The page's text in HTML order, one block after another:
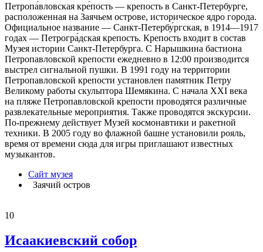
Петропа́вловская кре́пость — крепость в Санкт-Петербурге,
расположенная на Заячьем острове, историческое ядро города.
Официальное название — Санкт-Петербу́ргская, в 1914—1917
годах — Петрогра́дская крепость. Крепость входит в состав
Музея истории Санкт-Петербурга. С Нарышкина бастиона
Петропавловской крепости ежедневно в 12:00 производится
выстрел сигнальной пушки. В 1991 году на территории
Петропавловской крепости установлен памятник Петру
Великому работы скульптора Шемякина. С начала XXI века
на пляже Петропавловской крепости проводятся различные
развлекательные мероприятия. Также проводятся экскурсии.
По-прежнему действует Музей космонавтики и ракетной
техники. В 2005 году во флажной башне установили рояль,
время от времени сюда для игры приглашают известных
музыкантов.
Сайт музея
Заячий остров
10
Исаакиевский собор